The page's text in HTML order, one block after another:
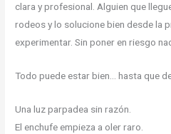
clara y profesional. Alguien que
rodeos y lo solucione bien desde la
experimentar. Sin poner en riesgo
Todo puede estar bien… hasta que
Una luz parpadea sin razón.
El enchufe empieza a oler raro.